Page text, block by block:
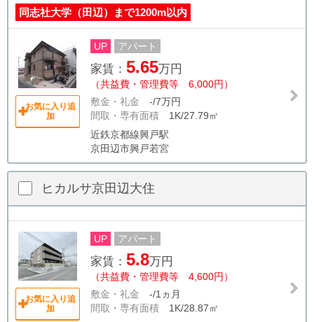
同志社大学（田辺）まで1200m以内
お気に入り追
加
UP アパート
家賃： 5.65万円
（共益費・管理費等 6,000円）
敷金・礼金 -/7万円
間取・専有面積 1K/27.79㎡
近鉄京都線興戸駅
京田辺市興戸若宮
ヒカルサ京田辺大住
お気に入り追
加
UP アパート
家賃： 5.8万円
（共益費・管理費等 4,600円）
敷金・礼金 -/1ヵ月
間取・専有面積 1K/28.87㎡